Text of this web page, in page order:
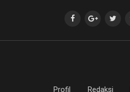
Profil Redaksi